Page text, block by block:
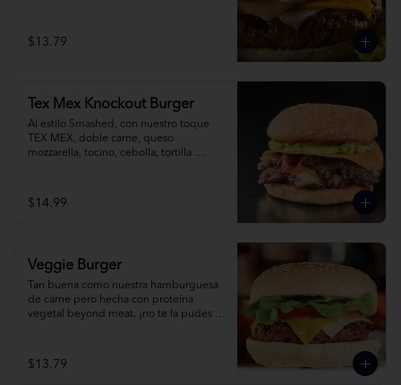
$13.79
Tex Mex Knockout Burger
Al estilo Smashed, con nuestro toque
TEX MEX, doble carne, queso
mozzarella, tocino, cebolla, tortilla
$14.99
Veggie Burger
Tan buena como nuestra hamburguesa
de carne pero hecha con proteína
vegetal beyond meat. ¡no te la pudes
$13.79